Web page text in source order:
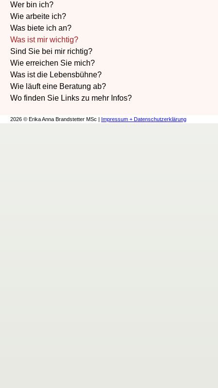
Wer bin ich?
Wie arbeite ich?
Was biete ich an?
Was ist mir wichtig?
Sind Sie bei mir richtig?
Wie erreichen Sie mich?
Was ist die Lebensbühne?
Wie läuft eine Beratung ab?
Wo finden Sie Links zu mehr Infos?
2026 © Erika Anna Brandstetter MSc | Impressum + Datenschutzerklärung